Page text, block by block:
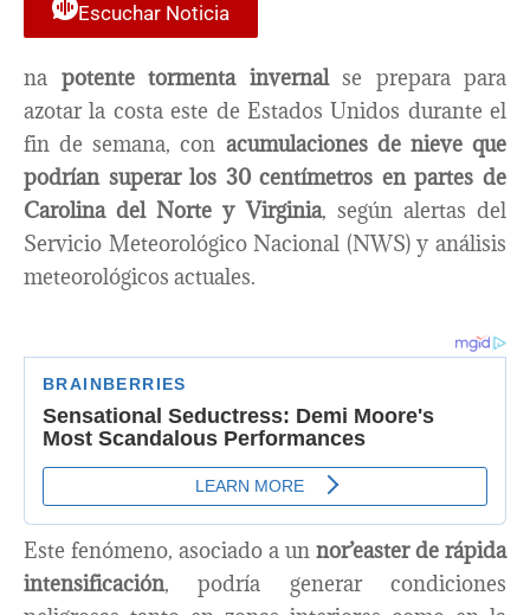
Escuchar Noticia
na potente tormenta invernalse prepara para
azotar la costa este de Estados Unidos durante el
fin de semana, con acumulaciones de nieve que
podrían superar los 30 centímetros en partes de
Carolina del Norte y Virginia, según alertas del
Servicio Meteorológico Nacional (NWS) y análisis
meteorológicos actuales.
Este fenómeno, asociado a un nor’easter de rápida
intensificación, podría generar condiciones